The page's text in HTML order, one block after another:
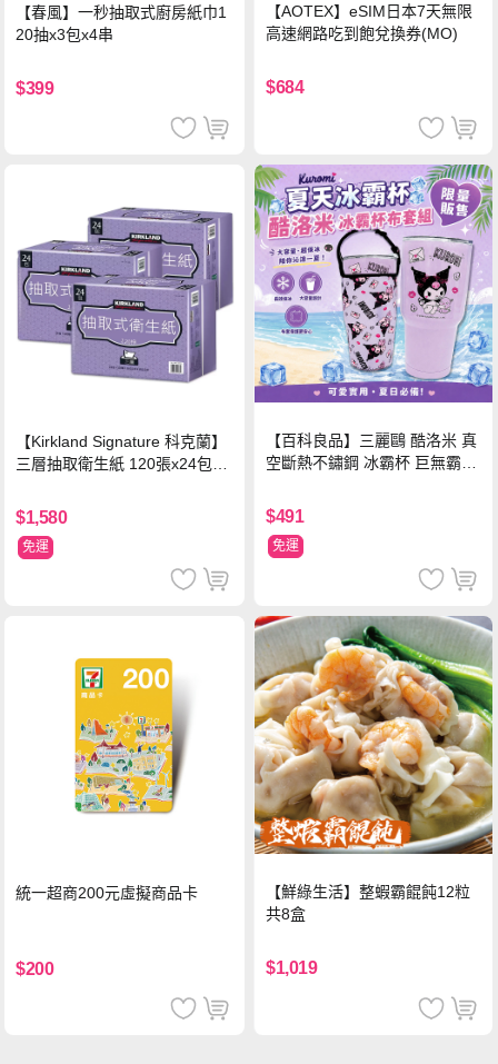
【春風】一秒抽取式廚房紙巾1
20抽x3包x4串
$399
【AOTEX】eSIM日本7天無限
高速網路吃到飽兌換券(MO)
$684
【Kirkland Signature 科克蘭】
三層抽取衛生紙 120張x24包x3
$1,580
免運
【百科良品】三麗鷗 酷洛米 真
空斷熱不鏽鋼 冰霸杯 巨無霸鋼
ml-信封款(贈手提杯套)
$491
免運
統一超商200元虛擬商品卡
$200
【鮮綠生活】整蝦霸餛飩12粒
共8盒
$1,019